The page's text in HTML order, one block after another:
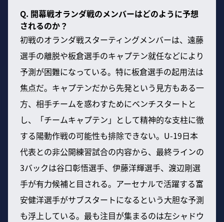
Q. 開幕戦オランダ戦のメンバーはどのように予想
されるのか？
初戦のオランダ戦スターティングメンバーは、遠藤
選手の離脱や板倉選手のキャプテン就任などにより
予測が困難になっている。特に板倉選手の起用法は
焦点だ。キャプテンだから先発という見方もある一
方、相手チームを惑わすためにベンチスタートと
し、「チームキャプテン」として精神的な支柱に徹
する陽動作戦の可能性も排除できない。U-19日本
代表との非公開練習試合の内容から、最終ラインの
3バックは谷口彰悟選手、伊藤洋輝選手、渡辺剛選
手が有力候補と目される。アーセナルで活躍する富
安健洋選手がサブスタートになるという大胆な予測
も浮上している。最も注目が集まるのは左シャドウ